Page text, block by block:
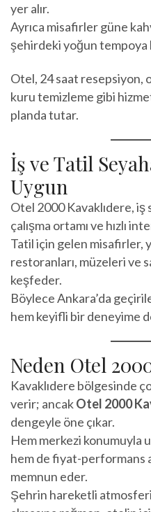
yer alır.
Ayrıca misafirler güne
şehirdeki yoğun tempoya
Otel, 24 saat resepsiyon,
kuru temizleme gibi
planda tutar.
İş ve Tatil
Uygun
Otel 2000 Kavaklıdere,
çalışma ortamı ve hızlı
Tatil için gelen misafirler,
restoranları, müzeleri ve
keşfeder.
Böylece Ankara’da
hem keyifli bir deneyime
Neden Otel
Kavaklıdere bölgesinde
verir; ancakOtel 2000
dengeyle öne çıkar.
Hem merkezi konumuyla
hem de fiyat-performans
memnun eder.
Şehrin hareketli